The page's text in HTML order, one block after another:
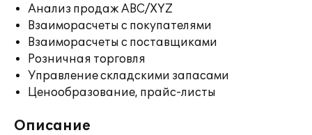
Анализ продаж ABC/XYZ
Взаиморасчеты с покупателями
Взаиморасчеты с поставщиками
Розничная торговля
Управление складскими запасами
Ценообразование, прайс-листы
Описание